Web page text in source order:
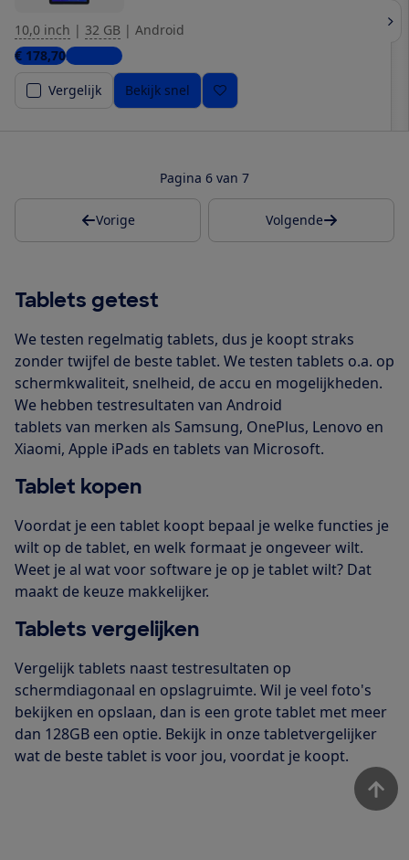
10,0 inch | 32 GB | Android
€ 178,702 winkels
Vergelijk
Bekijk snel
Pagina 6 van 7
Vorige Volgende
Tablets getest
We testen regelmatig tablets, dus je koopt straks
zonder twijfel de beste tablet. We testen tablets o.a. op
schermkwaliteit, snelheid, de accu en mogelijkheden.
We hebben testresultaten van Android
tablets van merken als Samsung, OnePlus, Lenovo en
Xiaomi, Apple iPads en tablets van Microsoft.
Tablet kopen
Voordat je een tablet koopt bepaal je welke functies je
wilt op de tablet, en welk formaat je ongeveer wilt.
Weet je al wat voor software je op je tablet wilt? Dat
maakt de keuze makkelijker.
Tablets vergelijken
Vergelijk tablets naast testresultaten op
schermdiagonaal en opslagruimte. Wil je veel foto's
bekijken en opslaan, dan is een grote tablet met meer
dan 128GB een optie. Bekijk in onze tabletvergelijker
wat de beste tablet is voor jou, voordat je koopt.